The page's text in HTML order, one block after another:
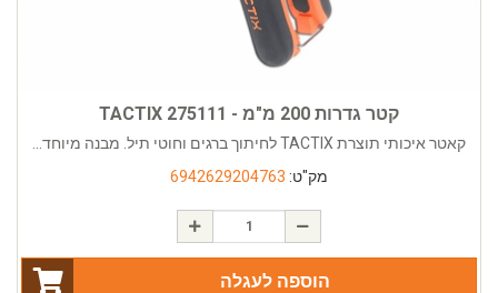
קטר גדרות 200 מ"מ - TACTIX 275111
קאטר איכותי תוצרת TACTIX לחיתוך ברגים וחוטי תיל. מבנה מיוחד...
מק"ט: 6942629204763
הוספה לעגלה